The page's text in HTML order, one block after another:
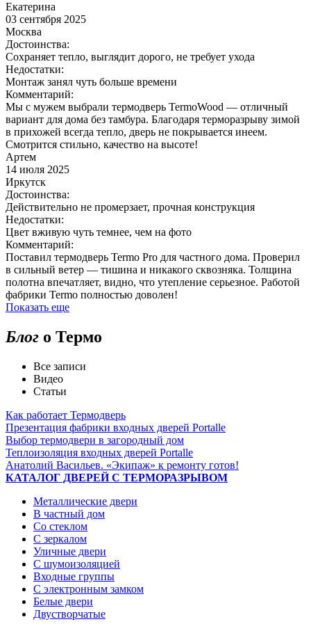
Екатерина
03 сентября 2025
Москва
Достоинства:
Сохраняет тепло, выглядит дорого, не требует ухода
Недостатки:
Монтаж занял чуть больше времени
Комментарий:
Мы с мужем выбрали термодверь TermoWood — отличный
вариант для дома без тамбура. Благодаря терморазрыву зимой
в прихожей всегда тепло, дверь не покрывается инеем.
Смотрится стильно, качество на высоте!
Артем
14 июля 2025
Иркутск
Достоинства:
Действительно не промерзает, прочная конструкция
Недостатки:
Цвет вживую чуть темнее, чем на фото
Комментарий:
Поставил термодверь Termo Pro для частного дома. Проверил
в сильный ветер — тишина и никакого сквозняка. Толщина
полотна впечатляет, видно, что утепление серьезное. Работой
фабрики Termo полностью доволен!
Показать еще
Блог о Термо
Все записи
Видео
Статьи
Как работает Термодверь
Презентация фабрики входных дверей Portalle
Выбор термодвери в загородный дом
Теплоизоляция входных дверей Portalle
Анатолий Васильев. «Экипаж» к ремонту готов!
КАТАЛОГ ДВЕРЕЙ С ТЕРМОРАЗРЫВОМ
Металлические двери
В частный дом
Со стеклом
С зеркалом
Уличные двери
С шумоизоляцией
Входные группы
С электронным замком
Белые двери
Двустворчатые